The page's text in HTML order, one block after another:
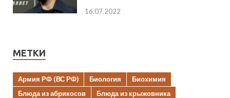
16.07.2022
МЕТКИ
Армия РФ (ВС РФ) Биология
Биохимия
Блюда из абрикосов
Блюда из крыжовника